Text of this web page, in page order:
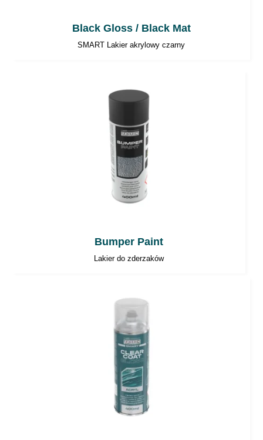
Black Gloss / Black Mat
SMART Lakier akrylowy czarny
Bumper Paint
Lakier do zderzaków